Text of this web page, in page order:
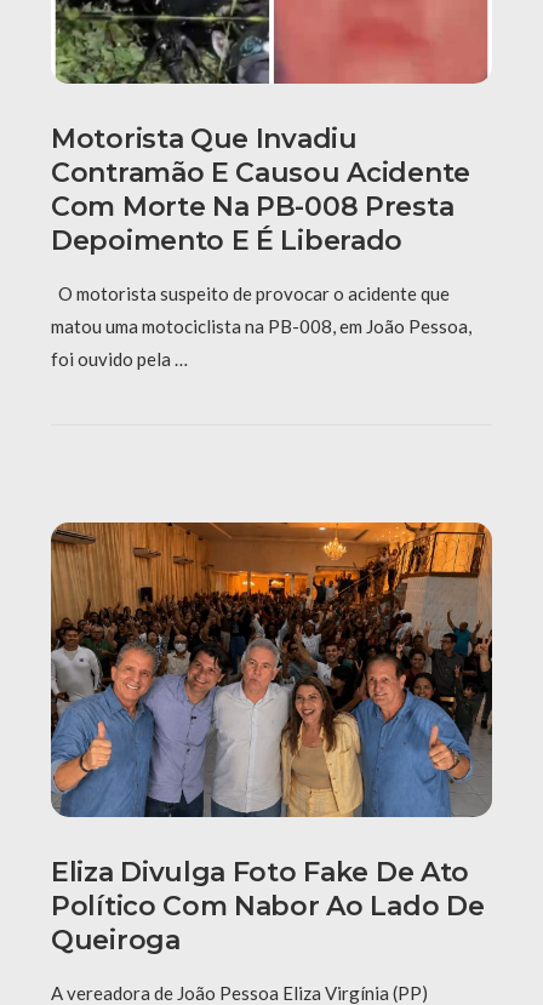
Motorista Que Invadiu
Contramão E Causou Acidente
Com Morte Na PB-008 Presta
Depoimento E É Liberado
O motorista suspeito de provocar o acidente que
matou uma motociclista na PB-008, em João Pessoa,
foi ouvido pela …
Eliza Divulga Foto Fake De Ato
Político Com Nabor Ao Lado De
Queiroga
A vereadora de João Pessoa Eliza Virgínia (PP)